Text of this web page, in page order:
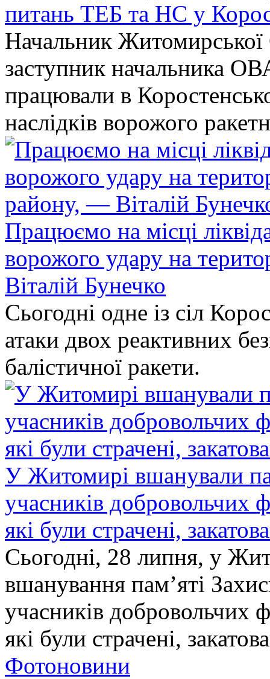
питань ТЕБ та НС у
Начальник
заступник начальника
працювали в
наслідків ворожого
Працюємо на місці
ворожого удару на
Віталій Бунечко
Сьогодні одне із сіл
атаки двох реактивних
балістичної ракети.
У Житомирі вшанували
учасників добровольчих
які були страчені,
Сьогодні, 28 липня, у
вшанування пам’яті
учасників добровольчих
які були страчені,
Фотоновини